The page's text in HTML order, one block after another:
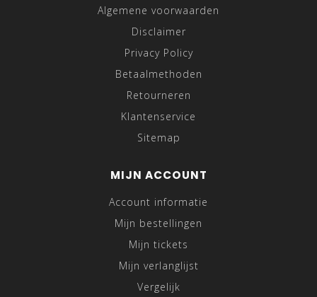
Algemene voorwaarden
Disclaimer
Privacy Policy
Betaalmethoden
Retourneren
Klantenservice
Sitemap
MIJN ACCOUNT
Account informatie
Mijn bestellingen
Mijn tickets
Mijn verlanglijst
Vergelijk